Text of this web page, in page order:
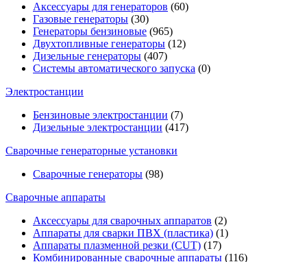
Аксессуары для генераторов (60)
Газовые генераторы (30)
Генераторы бензиновые (965)
Двухтопливные генераторы (12)
Дизельные генераторы (407)
Системы автоматического запуска (0)
Электростанции
Бензиновые электростанции (7)
Дизельные электростанции (417)
Сварочные генераторные установки
Сварочные генераторы (98)
Сварочные аппараты
Аксессуары для сварочных аппаратов (2)
Аппараты для сварки ПВХ (пластика) (1)
Аппараты плазменной резки (CUT) (17)
Комбинированные сварочные аппараты (116)